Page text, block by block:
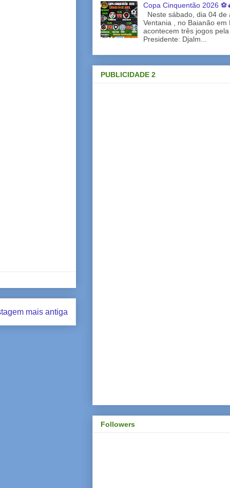
mais antiga
Copa Cinquentão 2026
Neste sábado, dia 04 de
Ventania , no Baianão em
acontecem três jogos
Presidente: Djalm...
PUBLICIDADE 2
Followers